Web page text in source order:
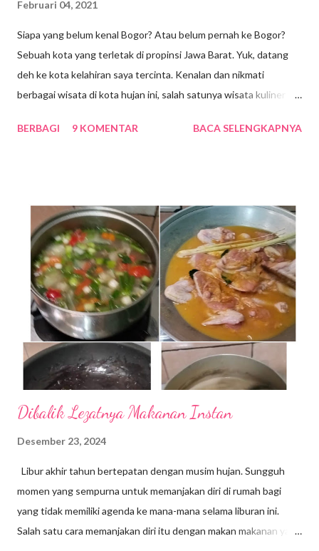
Februari 04, 2021
Siapa yang belum kenal Bogor? Atau belum pernah ke Bogor?
Sebuah kota yang terletak di propinsi Jawa Barat. Yuk, datang
deh ke kota kelahiran saya tercinta. Kenalan dan nikmati
berbagai wisata di kota hujan ini, salah satunya wisata kuliner
miniaturnya Bandung, banyak tempat wisata yang asyik dan
khas daerah setempat. Jika, belum mencicipi makanan khasnya
rasanya belum afdol ya. Indonesia memang kaya dengan aneka
jenis makanan khas daerah, baik yang tradisional maupun
modern. Belum lagi street food tiap kota selalu menarik untuk
dicicipi. Baiklah, sekarang kita jalan-jalan di Bogor, yuk. Kita
cicipin makanan apa saja yang menjadi daya tarik wisata kuliner di
kota hujan itu. 1. Doclang Salah satu makanan khas yang
selalu ...
BERBAGI 9 KOMENTAR BACA SELENGKAPNYA
Dibalik Lezatnya Makanan Instan
Desember 23, 2024
Libur akhir tahun bertepatan dengan musim hujan. Sungguh
momen yang sempurna untuk memanjakan diri di rumah bagi
yang tidak memiliki agenda ke mana-mana selama liburan ini.
Salah satu cara memanjakan diri itu dengan makan makanan yang